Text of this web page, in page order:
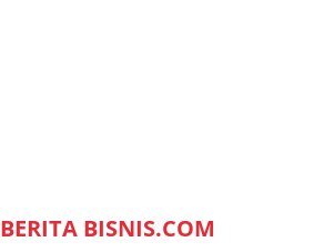
BERITA BISNIS.COM